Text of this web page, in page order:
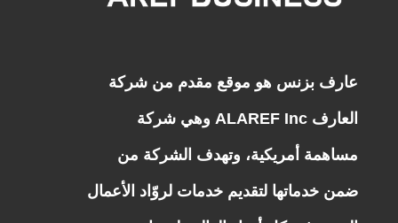
عارف بزنس هو موقع مقدم من شركة
العارف ALAREF Inc وهي شركة
مساهمة أمريكية، وتهدف الشركة من
ضمن خدماتها لتقديم خدمات لروّاد الأعمال